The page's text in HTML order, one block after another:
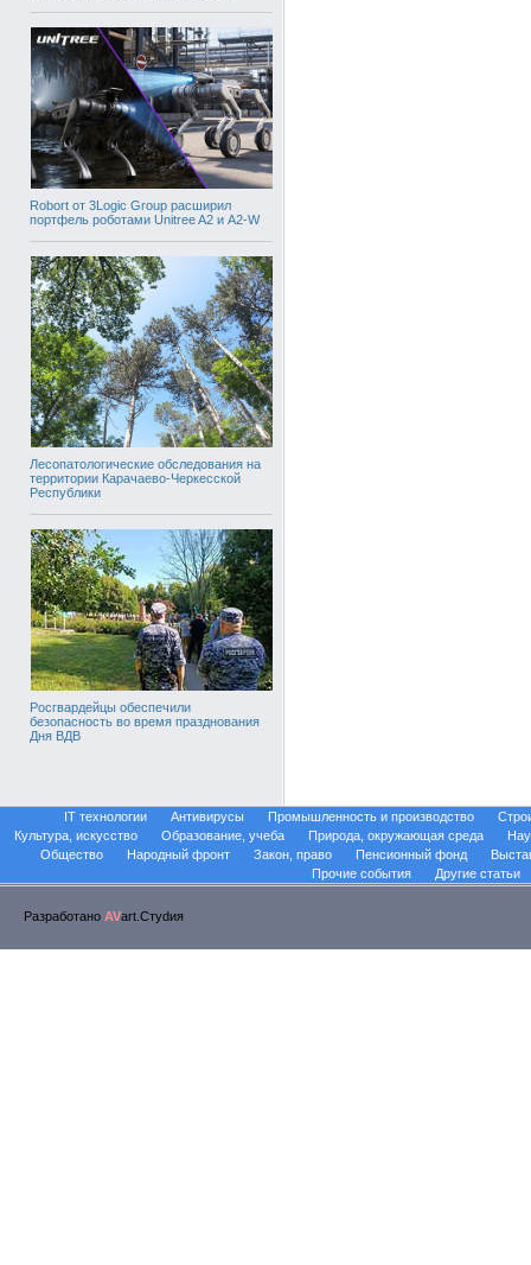
Robort от 3Logic Group расширил
портфель роботами Unitree A2 и A2-W
Лесопатологические обследования на
территории Карачаево-Черкесской
Республики
Росгвардейцы обеспечили
безопасность во время празднования
Дня ВДВ
IT технологии Антивирусы Промышленность и производство
Культура, искусство
Образование, учеба Природа, окружающая среда
Общество
Народный фронт Закон, право Пенсионный фонд
Прочие события
Другие статьи
Разработано AVart.Стуdия